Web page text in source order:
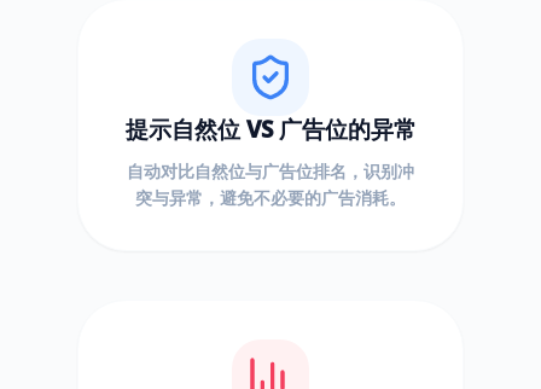
提示自然位 VS 广告位的异常
自动对比自然位与广告位排名，识别冲
突与异常，避免不必要的广告消耗。